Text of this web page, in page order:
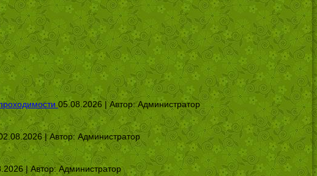
05.08.2026 | Автор:Администратор
| Автор:Администратор
| Автор: Администратор